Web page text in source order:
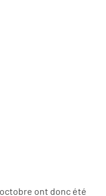
ont donc été